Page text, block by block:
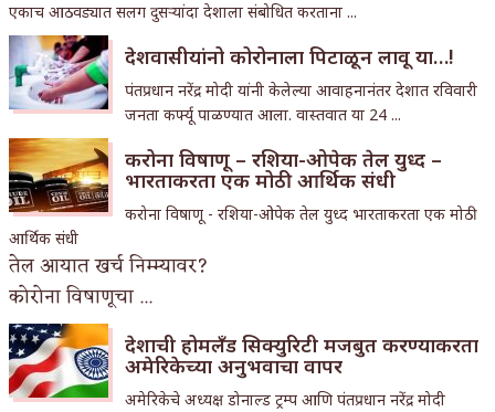
एकाच आठवड्यात सलग दुसऱ्यांदा देशाला संबोधित करताना ...
देशवासीयांनो कोरोनाला पिटाळून लावू या…!
पंतप्रधान नरेंद्र मोदी यांनी केलेल्या आवाहनानंतर देशात रविवारी
जनता कर्फ्यू पाळण्यात आला. वास्तवात या 24 ...
करोना विषाणू – रशिया-ओपेक तेल युध्द –
भारताकरता एक मोठी आर्थिक संधी
करोना विषाणू - रशिया-ओपेक तेल युध्द भारताकरता एक मोठी
आर्थिक संधी
तेल आयात खर्च निम्म्यावर?
कोरोना विषाणूचा ...
देशाची होमलँड सिक्युरिटी मजबुत करण्याकरता
अमेरिकेच्या अनुभवाचा वापर
अमेरिकेचे अध्यक्ष डोनाल्ड ट्रम्प आणि पंतप्रधान नरेंद्र मोदी